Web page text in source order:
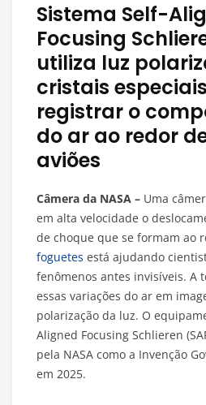
Sistema Self-
Focusing
utiliza luz
cristais
registrar o
do ar ao redor
aviões
Câmera da NASA – Uma
em alta velocidade o
de choque que se formam ao
foguetes está ajudando
fenômenos antes invisíveis. A
essas variações do ar em
polarização da luz. O
Aligned Focusing Schlieren
pela NASA como a Invenção
em 2025.